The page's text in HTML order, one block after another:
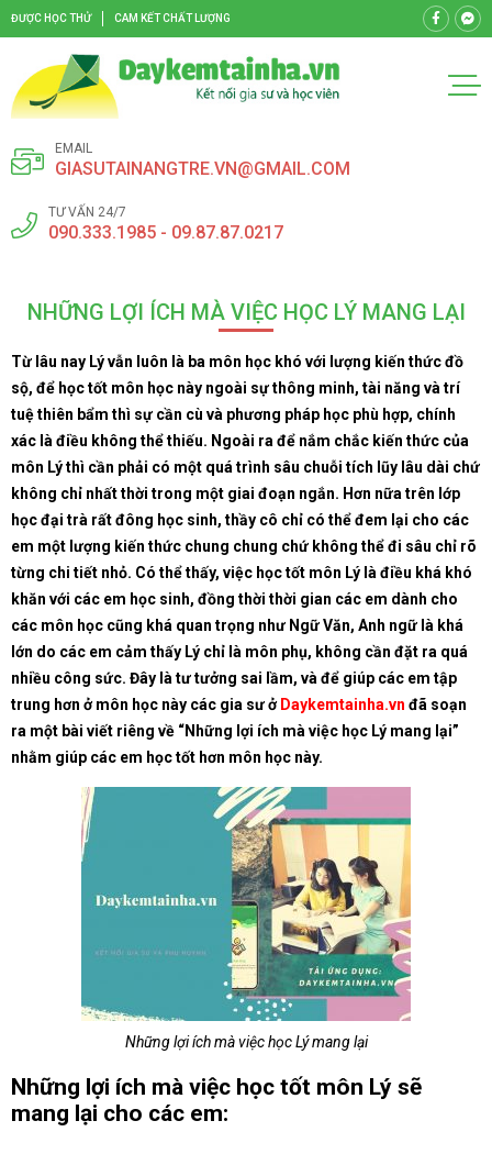
ĐƯỢC HỌC THỬ CAM KẾT CHẤT LƯỢNG
EMAIL
GIASUTAINANGTRE.VN@GMAIL.COM
TƯ VẤN 24/7
090.333.1985 - 09.87.87.0217
NHỮNG LỢI ÍCH MÀ VIỆC HỌC LÝ MANG LẠI
Từ lâu nay Lý vẫn luôn là ba môn học khó với lượng kiến thức đồ
sộ, để học tốt môn học này ngoài sự thông minh, tài năng và trí
tuệ thiên bẩm thì sự cần cù và phương pháp học phù hợp, chính
xác là điều không thể thiếu. Ngoài ra để nắm chắc kiến thức của
môn Lý thì cần phải có một quá trình sâu chuỗi tích lũy lâu dài chứ
không chỉ nhất thời trong một giai đoạn ngắn. Hơn nữa trên lớp
học đại trà rất đông học sinh, thầy cô chỉ có thể đem lại cho các
em một lượng kiến thức chung chung chứ không thể đi sâu chỉ rõ
từng chi tiết nhỏ. Có thể thấy, việc học tốt môn Lý là điều khá khó
khăn với các em học sinh, đồng thời thời gian các em dành cho
các môn học cũng khá quan trọng như Ngữ Văn, Anh ngữ là khá
lớn do các em cảm thấy Lý chỉ là môn phụ, không cần đặt ra quá
nhiều công sức. Đây là tư tưởng sai lầm, và để giúp các em tập
trung hơn ở môn học này các gia sư ở Daykemtainha.vn đã soạn
ra một bài viết riêng về “Những lợi ích mà việc học Lý mang lại”
nhằm giúp các em học tốt hơn môn học này.
Những lợi ích mà việc học Lý mang lại
Những lợi ích mà việc học tốt môn Lý sẽ
mang lại cho các em: